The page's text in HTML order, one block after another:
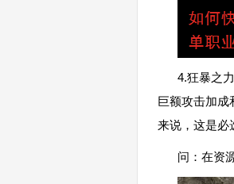
4.狂暴之
巨额攻击加成
来说，这是必
问：在资